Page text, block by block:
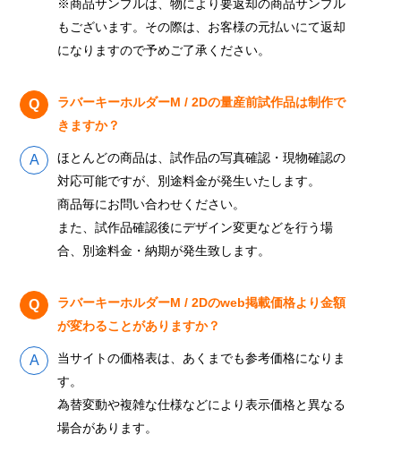
※商品サンプルは、物により要返却の商品サンプル
もございます。その際は、お客様の元払いにて返却
になりますので予めご了承ください。
ラバーキーホルダーM / 2Dの量産前試作品は制作で
きますか？
ほとんどの商品は、試作品の写真確認・現物確認の
対応可能ですが、別途料金が発生いたします。
商品毎にお問い合わせください。
また、試作品確認後にデザイン変更などを行う場
合、別途料金・納期が発生致します。
ラバーキーホルダーM / 2Dのweb掲載価格より金額
が変わることがありますか？
当サイトの価格表は、あくまでも参考価格になりま
す。
為替変動や複雑な仕様などにより表示価格と異なる
場合があります。